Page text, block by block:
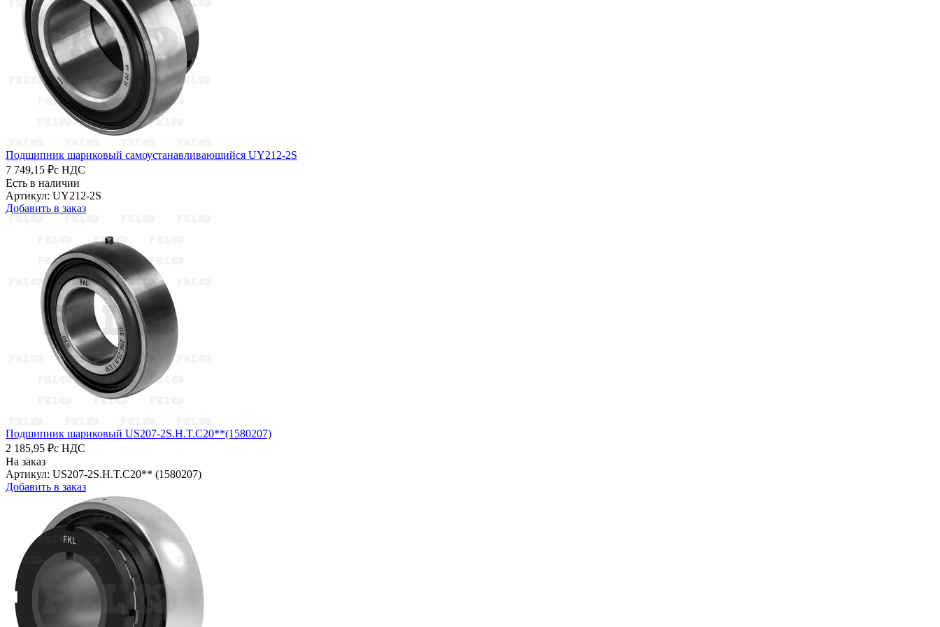
Подшипник шариковый самоустанавливающийся UY212-2S
7 749,15 ₽с НДС
Есть в наличии
Артикул: UY212-2S
Добавить в заказ
Подшипник шариковый US207-2S.H.T.C20**(1580207)
2 185,95 ₽с НДС
На заказ
Артикул: US207-2S.H.T.C20** (1580207)
Добавить в заказ